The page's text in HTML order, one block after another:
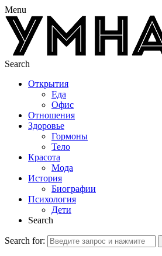
Menu
Search
Открытия
Еда
Офис
Отношения
Здоровье
Гормоны
Тело
Красота
Мода
История
Биографии
Психология
Дети
Search
Search for: